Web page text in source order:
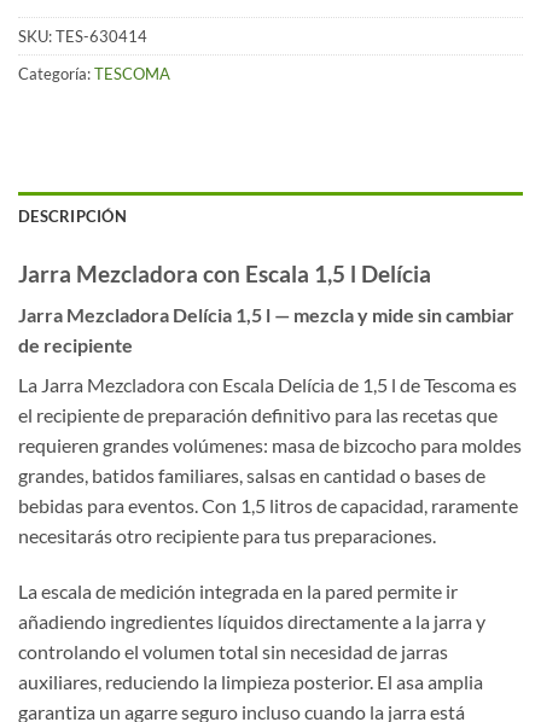
SKU:TES-630414
Categoría:TESCOMA
DESCRIPCIÓN
Jarra Mezcladora con Escala 1,5 l Delícia
Jarra Mezcladora Delícia 1,5 l — mezcla y mide sin cambiar
de recipiente
La Jarra Mezcladora con Escala Delícia de 1,5 l de Tescoma es
el recipiente de preparación definitivo para las recetas que
requieren grandes volúmenes: masa de bizcocho para moldes
grandes, batidos familiares, salsas en cantidad o bases de
bebidas para eventos. Con 1,5 litros de capacidad, raramente
necesitarás otro recipiente para tus preparaciones.
La escala de medición integrada en la pared permite ir
añadiendo ingredientes líquidos directamente a la jarra y
controlando el volumen total sin necesidad de jarras
auxiliares, reduciendo la limpieza posterior. El asa amplia
garantiza un agarre seguro incluso cuando la jarra está